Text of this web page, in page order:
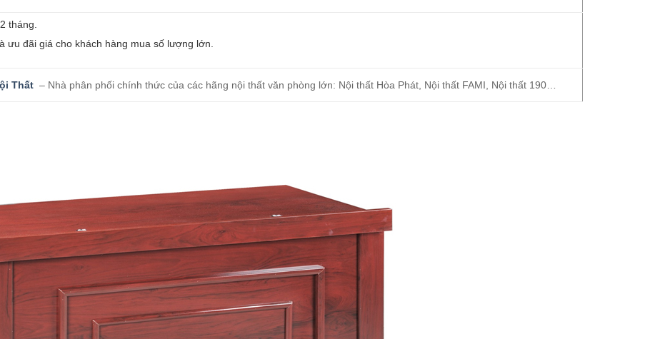
tháng.
ưu đãi giá cho khách hàng mua số lượng lớn.
Thất – Nhà phân phối chính thức của các hãng nội thất văn phòng lớn: Nội thất Hòa Phát, Nội thất FAMI, Nội thất 190…